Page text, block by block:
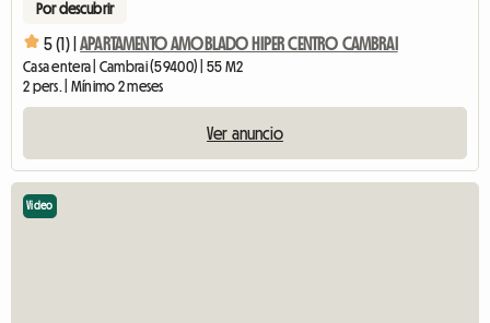
Por descubrir
5 (1) | APARTAMENTO AMOBLADO HIPER CENTRO CAMBRAI
Casa entera | Cambrai (59400) | 55 M2
2 pers. | Mínimo 2 meses
Ver anuncio
Video